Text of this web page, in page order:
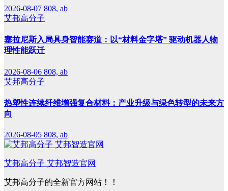
2026-08-07 808, ab
艾邦高分子
塞拉尼斯入局具身智能赛道：以“材料金字塔” 驱动机器人物
理性能跃迁
2026-08-06 808, ab
艾邦高分子
热塑性连续纤维增强复合材料：产业升级与绿色转型的未来方
向
2026-08-05 808, ab
艾邦高分子 艾邦智造官网
艾邦高分子的全新官方网站！！